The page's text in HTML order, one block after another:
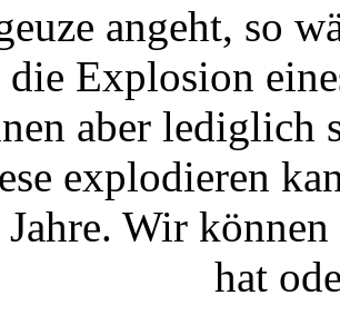
angeht, so
Explosion
aber lediglich
explodieren
Wir
hat